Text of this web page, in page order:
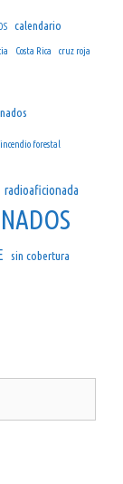
calendario
Costa Rica cruz roja
incendio forestal
radioaficionada
sin cobertura